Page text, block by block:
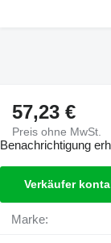
57,23 €
Preis ohne MwSt.
Benachrichtigung
Verkäufer
Marke: